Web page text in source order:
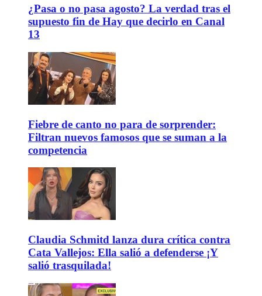
¿Pasa o no pasa agosto? La verdad tras el
supuesto fin de Hay que decirlo en Canal
13
Fiebre de canto no para de sorprender:
Filtran nuevos famosos que se suman a la
competencia
Claudia Schmitd lanza dura crítica contra
Cata Vallejos: Ella salió a defenderse ¡Y
salió trasquilada!